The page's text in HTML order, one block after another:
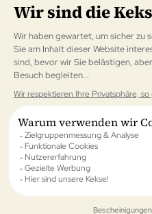
Ich bin damit